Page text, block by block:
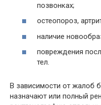
позвонках;
остеопороз,
наличие
повреждения
тел.
В зависимости от жалоб
назначают или полный